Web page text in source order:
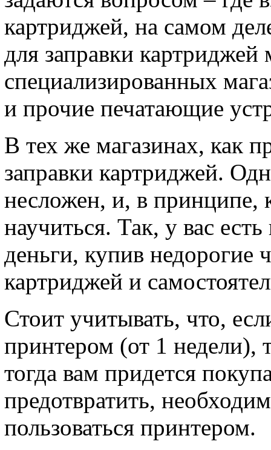
картриджей, на самом
для заправки
специализированных
и прочие печатающие
В тех же магазинах, как
заправки картриджей.
несложен, и, в
научиться. Так, у вас
деньги, купив недорогие
картриджей и
Стоит учитывать, что,
принтером (от 1 недели),
тогда вам придется
предотвратить,
пользоваться принтером.